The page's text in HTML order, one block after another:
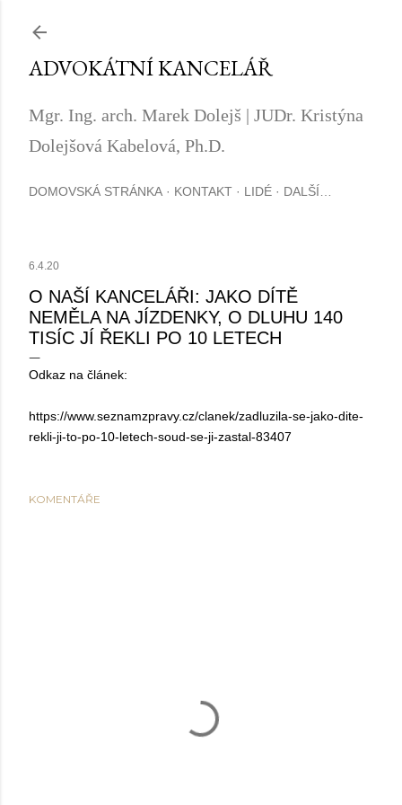
ADVOKÁTNÍ KANCELÁŘ
Mgr. Ing. arch. Marek Dolejš | JUDr. Kristýna
Dolejšová Kabelová, Ph.D.
DOMOVSKÁ STRÁNKA KONTAKT LIDÉ DALŠÍ…
6.4.20
O NAŠÍ KANCELÁŘI: JAKO DÍTĚ
NEMĚLA NA JÍZDENKY, O DLUHU 140
TISÍC JÍ ŘEKLI PO 10 LETECH
Odkaz na článek:
https://www.seznamzpravy.cz/clanek/zadluzila-se-jako-dite-
rekli-ji-to-po-10-letech-soud-se-ji-zastal-83407
KOMENTÁŘE